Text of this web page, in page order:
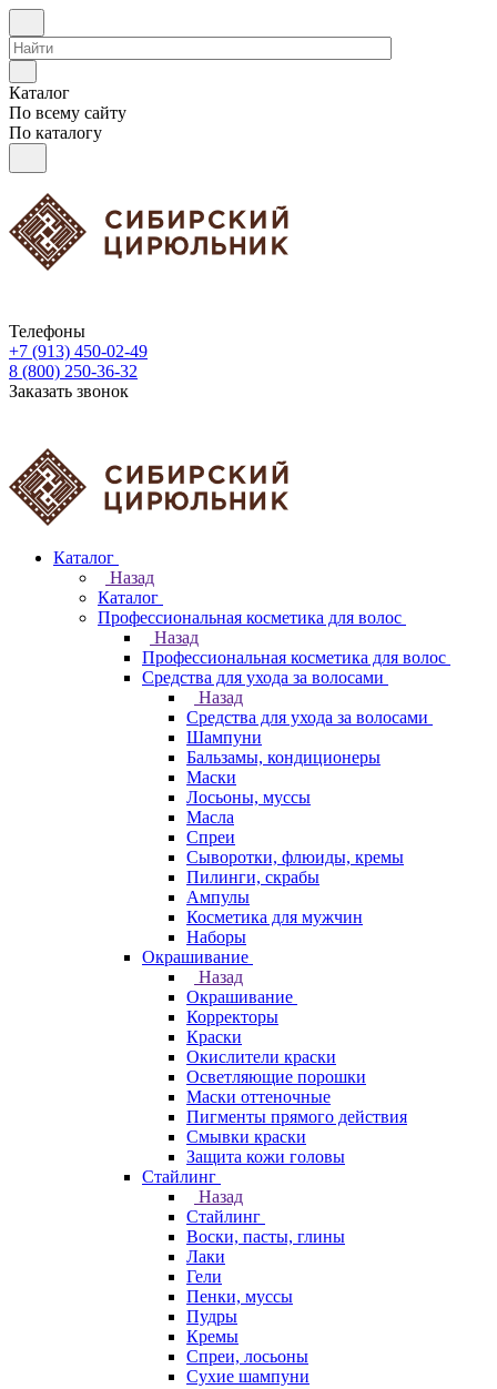
Каталог
По всему сайту
По каталогу
Телефоны
+7 (913) 450-02-49
8 (800) 250-36-32
Заказать звонок
Каталог
Назад
Каталог
Профессиональная косметика для волос
Назад
Профессиональная косметика для волос
Средства для ухода за волосами
Назад
Средства для ухода за волосами
Шампуни
Бальзамы, кондиционеры
Маски
Лосьоны, муссы
Масла
Спреи
Сыворотки, флюиды, кремы
Пилинги, скрабы
Ампулы
Косметика для мужчин
Наборы
Окрашивание
Назад
Окрашивание
Корректоры
Краски
Окислители краски
Осветляющие порошки
Маски оттеночные
Пигменты прямого действия
Смывки краски
Защита кожи головы
Стайлинг
Назад
Стайлинг
Воски, пасты, глины
Лаки
Гели
Пенки, муссы
Пудры
Кремы
Спреи, лосьоны
Сухие шампуни